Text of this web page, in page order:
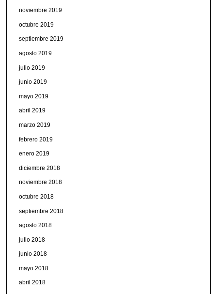
noviembre 2019
octubre 2019
septiembre 2019
agosto 2019
julio 2019
junio 2019
mayo 2019
abril 2019
marzo 2019
febrero 2019
enero 2019
diciembre 2018
noviembre 2018
octubre 2018
septiembre 2018
agosto 2018
julio 2018
junio 2018
mayo 2018
abril 2018